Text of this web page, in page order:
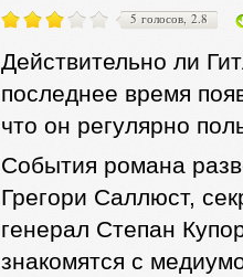
5 голосов, 2.8
Действительно ли
последнее время
что он регулярно
События романа
Грегори Саллюст,
генерал Степан
знакомятся с